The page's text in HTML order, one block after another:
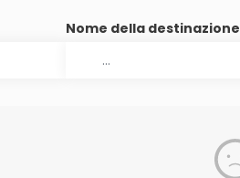
Nome della destinazione